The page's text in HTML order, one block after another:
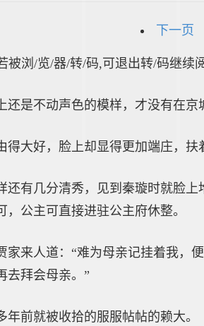
下一页
被浏/览/器/转/码,可退出转/码继续
是不动声色的模样，才没有在京
大好，脸上却显得更加端庄，扶
有几分清秀，见到秦璇时就脸上
公主可直接进驻公主府休整。
来人道：“难为母亲记挂着我，
去拜会母亲。”
前就被收拾的服服帖帖的赖大。